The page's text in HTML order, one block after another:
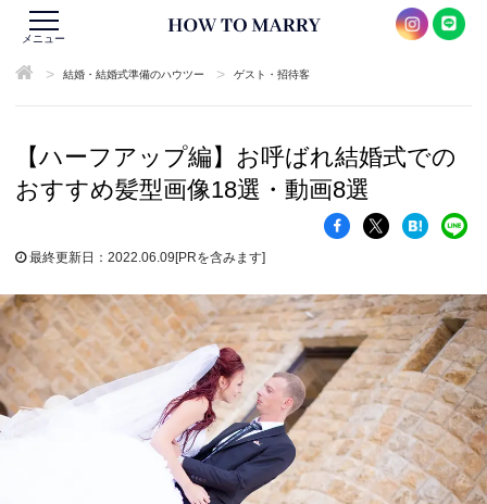
メニュー
> 結婚・結婚式準備のハウツー > ゲスト・招待客
【ハーフアップ編】お呼ばれ結婚式での
おすすめ髪型画像18選・動画8選
最終更新日：2022.06.09[PRを含みます]